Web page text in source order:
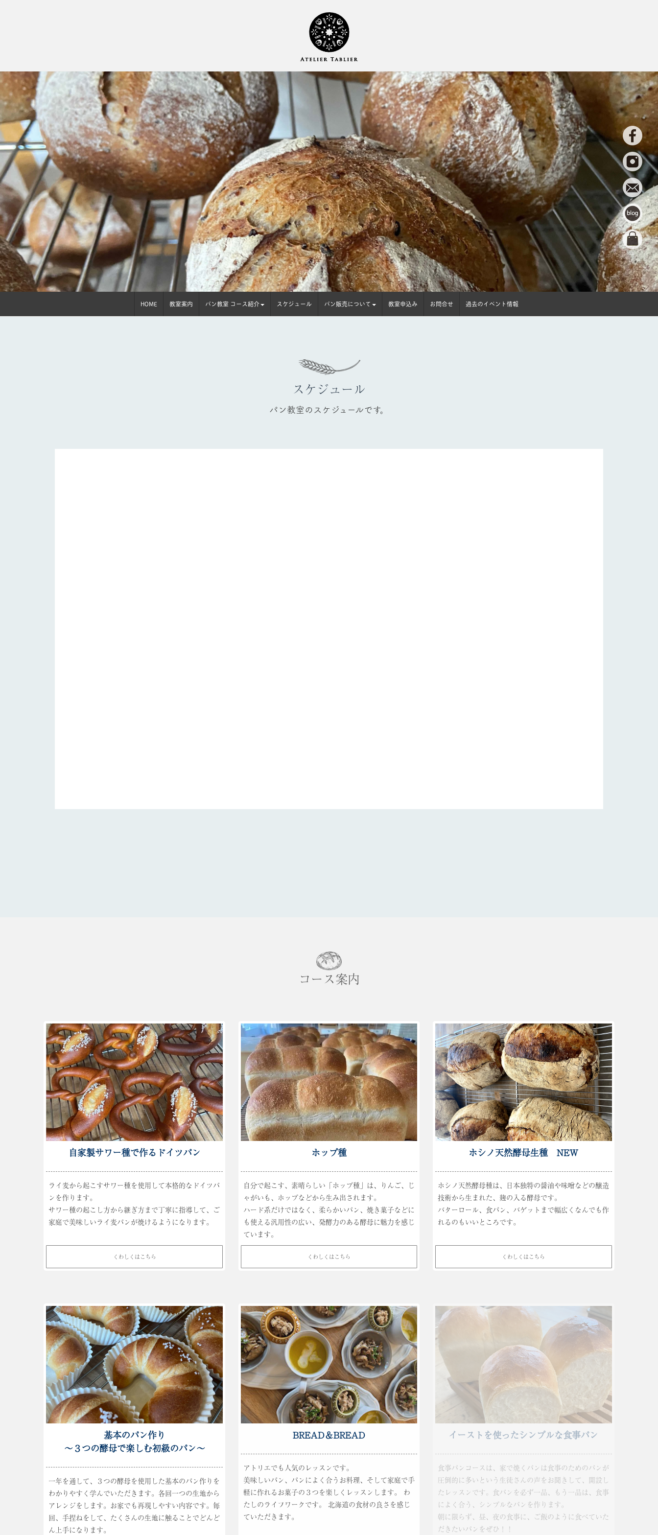
HOME 教室案内 パン教室 コース紹介 スケジュール パン販売について 教室申込み お問合せ 過去のイベント情報
スケジュール
パン教室のスケジュールです。
コース案内
自家製サワー種で作るドイツパン
ライ麦から起こすサワー種を使用して本格的なドイツパ
ンを作ります。
サワー種の起こし方から継ぎ方まで丁寧に指導して、ご
家庭で美味しいライ麦パンが焼けるようになります。
くわしくはこちら
ホップ種
自分で起こす、素晴らしい「ホップ種」は、りんご、じ
ゃがいも、ホップなどから生み出されます。
ハード系だけではなく、柔らかいパン、焼き菓子などに
も使える汎用性の広い、発酵力のある酵母に魅力を感じ
ています。
くわしくはこちら
ホシノ天然酵母生種 NEW
ホシノ天然酵母種は、日本独特の醤油や味噌などの醸造
技術から生まれた、麹の入る酵母です。
バターロール、食パン、バゲットまで幅広くなんでも作
れるのもいいところです。
くわしくはこちら
基本のパン作り
～３つの酵母で楽しむ初級のパン～
一年を通して、３つの酵母を使用した基本のパン作りを
わかりやすく学んでいただきます。各回一つの生地から
アレンジをします。お家でも再現しやすい内容です。毎
回、手捏ねをして、たくさんの生地に触ることでどんど
ん上手になります。
BREAD＆BREAD
アトリエでも人気のレッスンです。
美味しいパン、パンによく合うお料理、そして家庭で手
軽に作れるお菓子の３つを楽しくレッスンします。 わ
たしのライフワークです。 北海道の食材の良さを感じ
ていただきます。
イーストを使ったシンプルな食事パン
食事パンコースは、家で焼くパンは食事のためのパンが
圧倒的に多いという生徒さんの声をお聞きして、開設し
たレッスンです。食パンを必ず一品、もう一品は、食事
によく合う、シンプルなパンを作ります。
朝に限らず、昼、夜の食事に、ご飯のように食べていた
だきたいパンをぜひ！！